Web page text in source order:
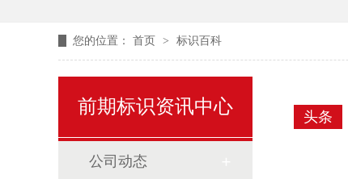
您的位置： 首页 > 标识百科
头条
前期标识资讯中心
公司动态